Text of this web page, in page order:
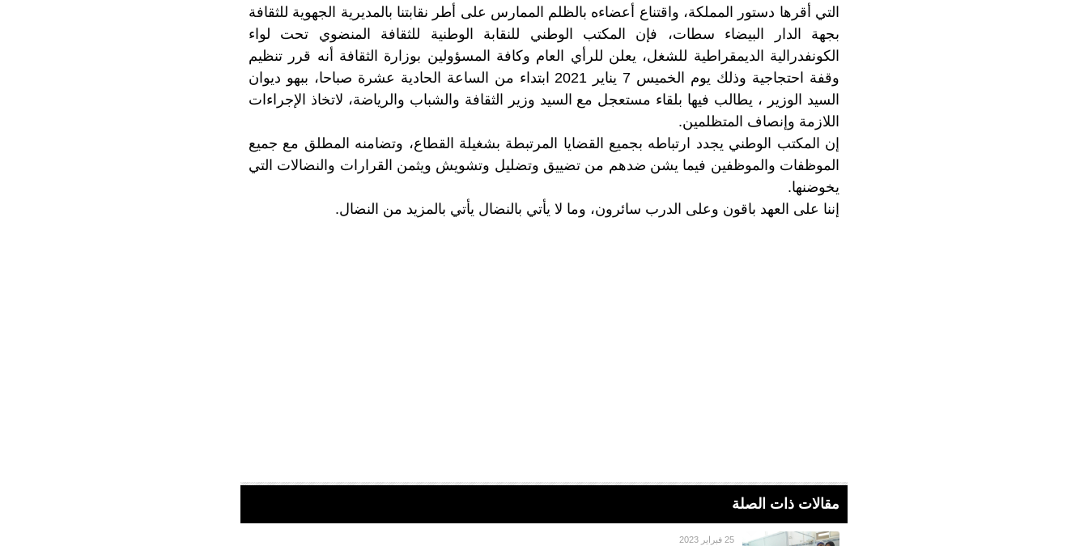
التي أقرها دستور المملكة، واقتناع أعضاءه بالظلم الممارس على أطر نقابتنا بالمديرية الجهوية للثقافة
بجهة الدار البيضاء سطات، فإن المكتب الوطني للنقابة الوطنية للثقافة المنضوي تحت لواء
الكونفدرالية الديمقراطية للشغل، يعلن للرأي العام وكافة المسؤولين بوزارة الثقافة أنه قرر تنظيم
وقفة احتجاجية وذلك يوم الخميس 7 يناير 2021 ابتداء من الساعة الحادية عشرة صباحا، ببهو ديوان
السيد الوزير ، يطالب فيها بلقاء مستعجل مع السيد وزير الثقافة والشباب والرياضة، لاتخاذ الإجراءات
اللازمة وإنصاف المتظلمين.
إن المكتب الوطني يجدد ارتباطه بجميع القضايا المرتبطة بشغيلة القطاع، وتضامنه المطلق مع جميع
الموظفات والموظفين فيما يشن ضدهم من تضييق وتضليل وتشويش ويثمن القرارات والنضالات التي
يخوضنها.
إننا على العهد باقون وعلى الدرب سائرون، وما لا يأتي بالنضال يأتي بالمزيد من النضال.
مقالات ذات الصلة
25 فبراير 2023